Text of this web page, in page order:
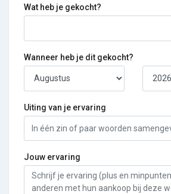
Wat heb je gekocht?
Wanneer heb je dit gekocht?
Uiting van je ervaring
Jouw ervaring